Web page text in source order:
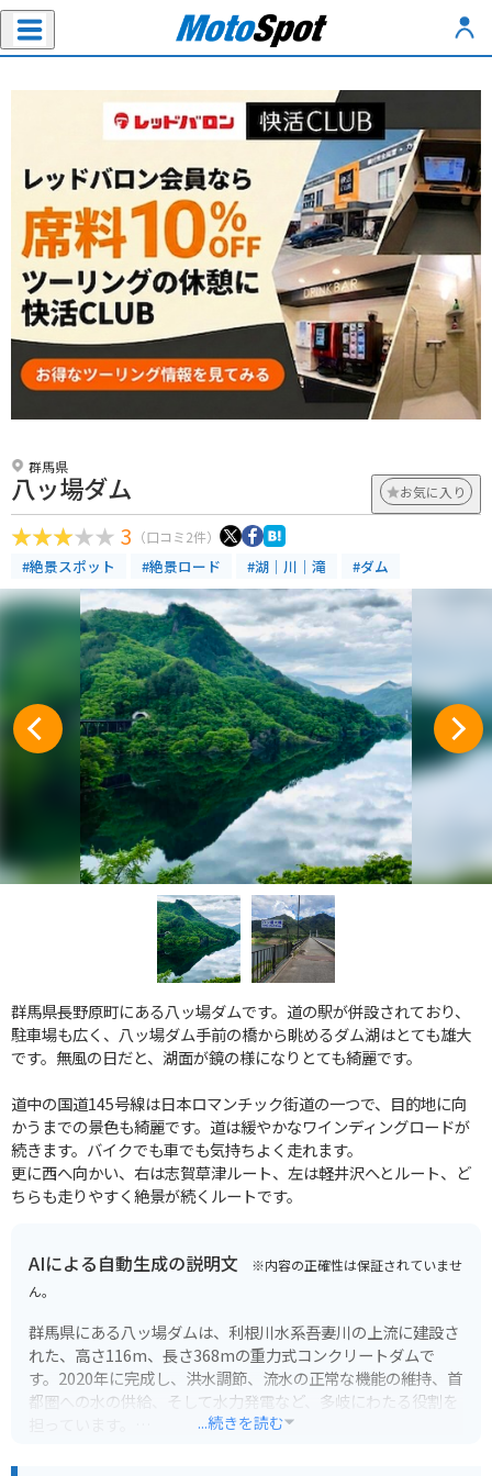
群馬県
八ッ場ダム お気に入り
3 （口コミ2件）
#絶景スポット #絶景ロード #湖｜川｜滝 #ダム
群馬県長野原町にある八ッ場ダムです。道の駅が併設されており、
駐車場も広く、八ッ場ダム手前の橋から眺めるダム湖はとても雄大
です。無風の日だと、湖面が鏡の様になりとても綺麗です。
道中の国道145号線は日本ロマンチック街道の一つで、目的地に向
かうまでの景色も綺麗です。道は緩やかなワインディングロードが
続きます。バイクでも車でも気持ちよく走れます。
更に西へ向かい、右は志賀草津ルート、左は軽井沢へとルート、ど
ちらも走りやすく絶景が続くルートです。
AIによる自動生成の説明文 ※内容の正確性は保証されていませ
ん。
群馬県にある八ッ場ダムは、利根川水系吾妻川の上流に建設さ
れた、高さ116m、長さ368mの重力式コンクリートダムで
す。2020年に完成し、洪水調節、流水の正常な機能の維持、首
都圏への水の供給、そして水力発電など、多岐にわたる役割を
...続きを読む